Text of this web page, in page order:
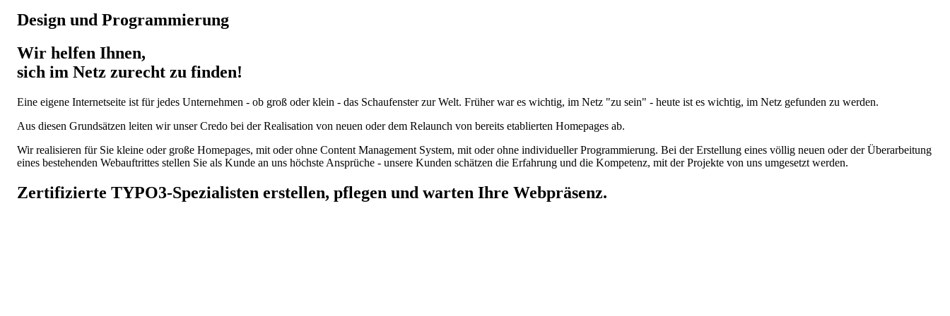
Design und Programmierung
Wir helfen Ihnen,
sich im Netz zurecht zu finden!
Eine eigene Internetseite ist für jedes Unternehmen - ob groß oder klein - das Schaufenster zur Welt. Früher war es wichtig, im Netz "zu sein" - heute ist es wichtig, im Netz gefunden zu werden.
Aus diesen Grundsätzen leiten wir unser Credo bei der Realisation von neuen oder dem Relaunch von bereits etablierten Homepages ab.
Wir realisieren für Sie kleine oder große Homepages, mit oder ohne Content Management System, mit oder ohne individueller Programmierung. Bei der Erstellung eines völlig neuen oder der Überarbeitung
eines bestehenden Webauftrittes stellen Sie als Kunde an uns höchste Ansprüche - unsere Kunden schätzen die Erfahrung und die Kompetenz, mit der Projekte von uns umgesetzt werden.
Zertifizierte TYPO3-Spezialisten erstellen, pflegen und warten Ihre Webpräsenz.